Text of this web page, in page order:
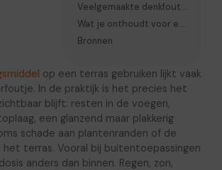
Veelgemaakte denkfout bij terrasreiniging
Wat je onthoudt voor een volgende beurt
Bronnen
op een terras gebruiken lijkt vaak
In de praktijk is het precies het
blijft: resten in de voegen,
een glanzend maar plakkerig
schade aan plantenranden of de
het terras. Vooral bij buitentoepassingen
anders dan binnen. Regen, zon,